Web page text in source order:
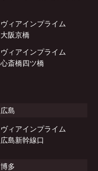
ヴィアインプライム
大阪京橋
ヴィアインプライム
心斎橋四ツ橋
広島
ヴィアインプライム
広島新幹線口
博多